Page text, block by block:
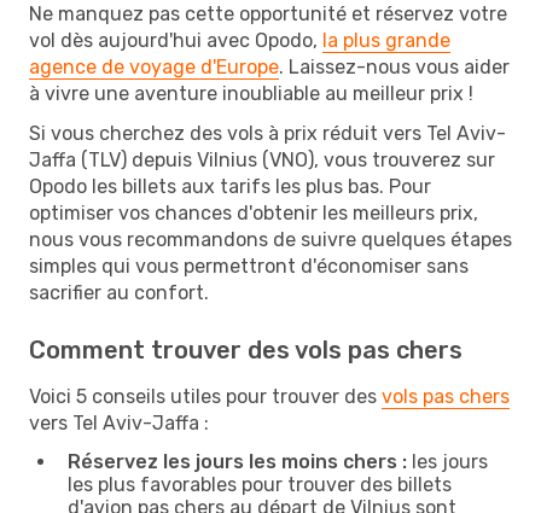
Ne manquez pas cette opportunité et réservez votre
vol dès aujourd'hui avec Opodo, la plus grande
agence de voyage d'Europe. Laissez-nous vous aider
à vivre une aventure inoubliable au meilleur prix !
Si vous cherchez des vols à prix réduit vers Tel Aviv-
Jaffa (TLV) depuis Vilnius (VNO), vous trouverez sur
Opodo les billets aux tarifs les plus bas. Pour
optimiser vos chances d'obtenir les meilleurs prix,
nous vous recommandons de suivre quelques étapes
simples qui vous permettront d'économiser sans
sacrifier au confort.
Comment trouver des vols pas chers
Voici 5 conseils utiles pour trouver des vols pas chers
vers Tel Aviv-Jaffa :
Réservez les jours les moins chers : les jours
les plus favorables pour trouver des billets
d'avion pas chers au départ de Vilnius sont